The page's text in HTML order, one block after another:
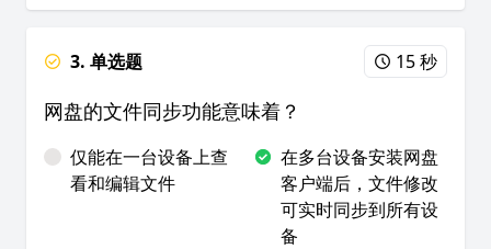
3. 单选题 15 秒
网盘的文件同步功能意味着？
仅能在一台设备上查
看和编辑文件
在多台设备安装网盘
客户端后，文件修改
可实时同步到所有设
备